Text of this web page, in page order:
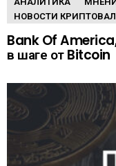
НОВОСТИ
Bank Of
в шаге от Bitcoin